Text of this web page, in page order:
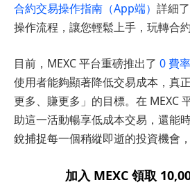
合約交易操作指南（App端） 詳細
操作流程，讓您輕鬆上手，玩轉合約
目前，MEXC 平台重磅推出了 0 費
使用者能夠顯著降低交易成本，真
更多、賺更多」的目標。在 MEXC
助這一活動暢享低成本交易，還能
銳捕捉每一個稍縱即逝的投資機會
加入 MEXC 領取